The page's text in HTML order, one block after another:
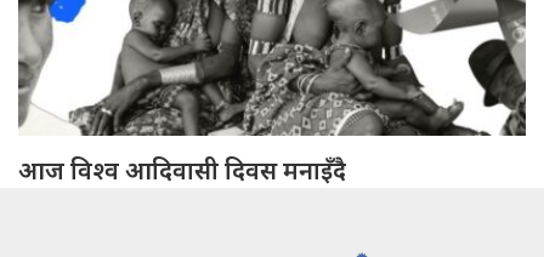
आज विश्व आदिवासी दिवस मनाइँदै